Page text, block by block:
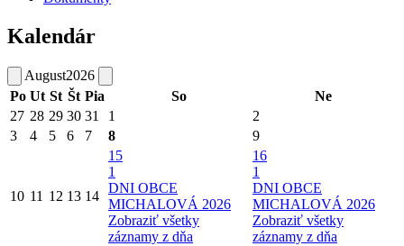
Kalendár
August2026
Po Ut St Št Pia So
Ne
27 28 29 30 31 1
2
3
4 5 6 7 8 9
10 11 12 13 14
15
1
DNI OBCE
MICHALOVÁ 2026
Zobraziť všetky
záznamy z dňa
16
1
DNI OBCE
MICHALOVÁ 2026
Zobraziť všetky
záznamy z dňa